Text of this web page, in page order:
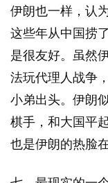
伊朗也一样，认
这些年从中国捞
是很友好。虽然
法玩代理人战争
小弟出头。伊朗
棋手，和大国平
也是伊朗的热脸